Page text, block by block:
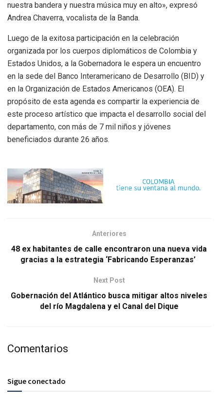
nuestra bandera y nuestra música muy en alto», expresó
Andrea Chaverra, vocalista de la Banda.
Luego de la exitosa participación en la celebración
organizada por los cuerpos diplomáticos de Colombia y
Estados Unidos, a la Gobernadora le espera un encuentro
en la sede del Banco Interamericano de Desarrollo (BID) y
en la Organización de Estados Americanos (OEA). El
propósito de esta agenda es compartir la experiencia de
este proceso artístico que impacta el desarrollo social del
departamento, con más de 7 mil niños y jóvenes
beneficiados durante 26 años.
Anteriores
48 ex habitantes de calle encontraron una nueva vida
gracias a la estrategia ‘Fabricando Esperanzas’
Next Post
Gobernación del Atlántico busca mitigar altos niveles
del río Magdalena y el Canal del Dique
Comentarios
Sigue conectado